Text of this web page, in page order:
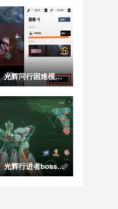
《战双帕弥什》光辉同行困难模式SSS通关攻略
《战双帕弥什》光辉行进者boss秒杀逃课攻略